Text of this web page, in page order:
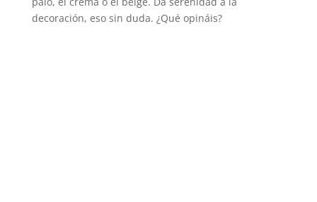
decoración, eso sin duda. ¿Qué opináis?